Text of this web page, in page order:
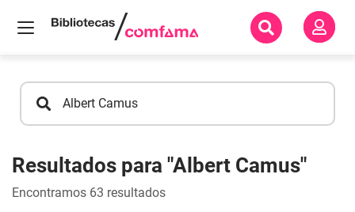
Resultados
búsqueda
Resultados para "Albert Camus"
Encontramos 63 resultados